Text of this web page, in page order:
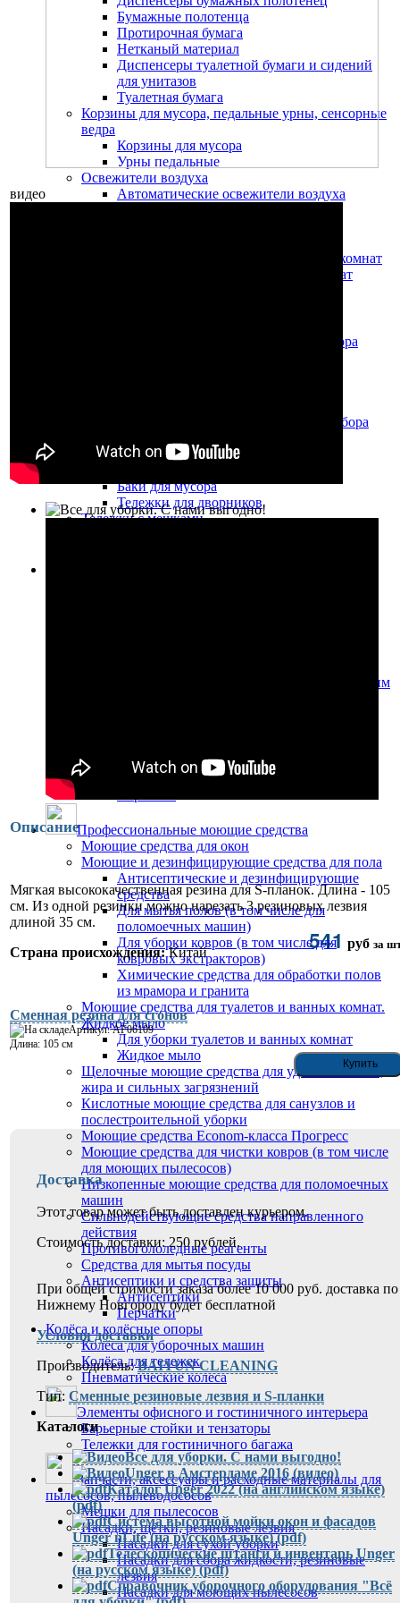
Бумажные полотенца
Протирочная бумага
Нетканый материал
Диспенсеры туалетной бумаги и сидений
для унитазов
Туалетная бумага
Корзины для мусора, педальные урны, сенсорные
ведра
Корзины для мусора
Урны педальные
Освежители воздуха
Автоматические освежители воздуха
Моющие средства для туалетов и ванных комнат
Для уборки туалетов и ванных комнат
Урны, пепельницы, баки, тележки для мусора
Урны для фудкортов и раздельного сбора
Корзины для мусора
Баки для мусора
Тележки для дворников
Тележки с мешками
Протирочные материалы и держатели к ним
поверхностей
Перчатки
Профессиональные моющие средства
Моющие средства для окон
Моющие и дезинфицирующие средства для пола
Антисептические и дезинфицирующие
средства
Для мытья полов (в том числе для
поломоечных машин)
Для уборки ковров (в том числе для
ковровых экстракторов)
Химические средства для обработки полов
из мрамора и гранита
Моющие средства для туалетов и ванных комнат.
Жидкое мыло
Для уборки туалетов и ванных комнат
Жидкое мыло
Щелочные моющие средства для удаления масла,
жира и сильных загрязнений
Кислотные моющие средства для санузлов и
послестроительной уборки
Моющие средства Econom-класса Прогресс
Моющие средства для чистки ковров (в том числе
для моющих пылесосов)
Низкопенные моющие средства для поломоечных
машин
Сильнодействующие средства направленного
действия
Противогололедные реагенты
Средства для мытья посуды
Антисептики и средства защиты
Антисептики
Перчатки
Колёса и колёсные опоры
Колёса для уборочных машин
Колёса для тележек
Пневматические колеса
Элементы офисного и гостиничного интерьера
Барьерные стойки и тензаторы
Тележки для гостиничного багажа
Запчасти, аксессуары и расходные материалы для
пылесосов, пылеводососов
Мешки для пылесосов
Насадки, щётки, резиновые лезвия
Насадки для сухой уборки
Насадки для сбора жидкости, резиновые
лезвия
Насадки для моющих пылесосов
видео
Описание
Мягкая высококачественная резина для S-планок. Длина - 105
см. Из одной резинки можно нарезать 3 резиновых лезвия
длиной 35 см.
Страна происхождения:Китай
Сменная резина для сгонов
Артикул: AF06109
Длина: 105 см
541 руб за
Доставка
Этот товар может быть доставлен курьером.
Стоимость доставки: 250 рублей.
При общей стоимости заказа более 10 000 руб. доставка по
Нижнему Новгороду будет бесплатной
Условия доставки
Производитель:BAIYUN CLEANING
Тип: Сменные резиновые лезвия и S-планки
Каталоги
Все для уборки. С нами выгодно!
Unger в Амстердаме 2016 (видео)
Каталог Unger 2022 (на английском языке)
(pdf)
Система высотной мойки окон и фасадов
Unger nLite (на русском языке) (pdf)
Телескопические штанги и инвентарь Unger
(на русском языке) (pdf)
Справочник уборочного оборудования "Всё